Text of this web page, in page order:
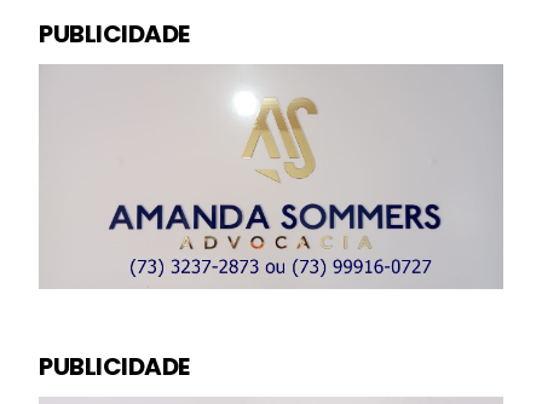
PUBLICIDADE
PUBLICIDADE